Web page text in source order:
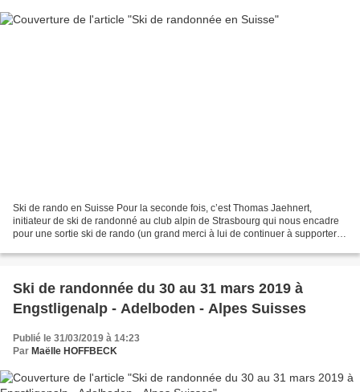
Ski de rando en Suisse Pour la seconde fois, c’est Thomas Jaehnert,
initiateur de ski de randonné au club alpin de Strasbourg qui nous encadre
pour une sortie ski de rando (un grand merci à lui de continuer à supporter
Ski de randonnée du 30 au 31 mars 2019 à
Engstligenalp - Adelboden - Alpes Suisses
Publié le 31/03/2019 à 14:23
Par Maëlle HOFFBECK